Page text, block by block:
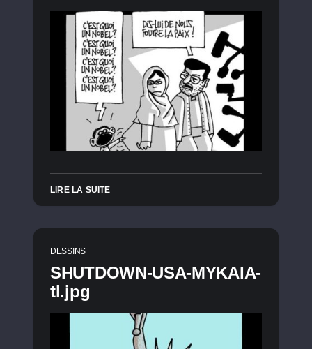
LIRE LA SUITE
DESSINS
SHUTDOWN-USA-MYKAIA-
tl.jpg